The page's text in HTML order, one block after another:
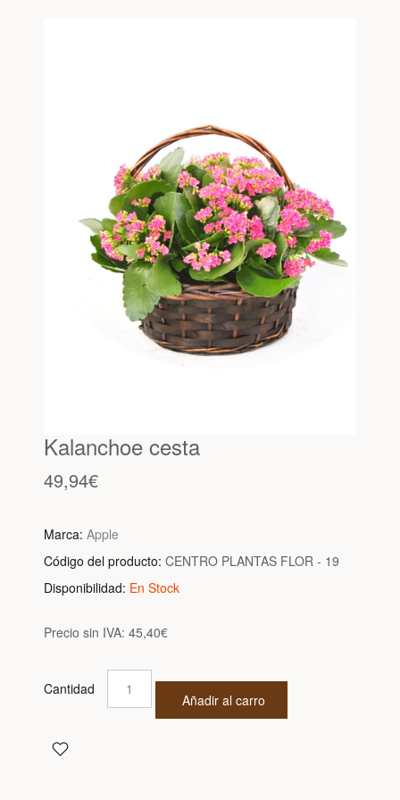
Kalanchoe cesta
49,94€
Marca: Apple
Código del producto: CENTRO PLANTAS FLOR - 19
Disponibilidad: En Stock
Precio sin IVA: 45,40€
Cantidad
Añadir al carro